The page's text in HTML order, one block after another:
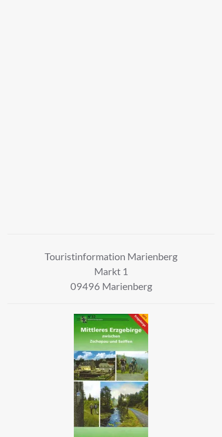
Touristinformation Marienberg
Markt 1
09496 Marienberg